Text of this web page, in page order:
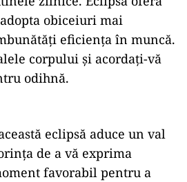
obiceiuri mai
eficiența în muncă.
corpului și acordați-vă
odihnă.​
eclipsă aduce un val
de a vă exprima
favorabil pentru a